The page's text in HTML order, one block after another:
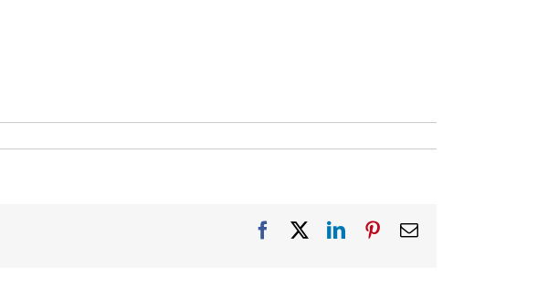
FacebookLinkedInPinterest
Email